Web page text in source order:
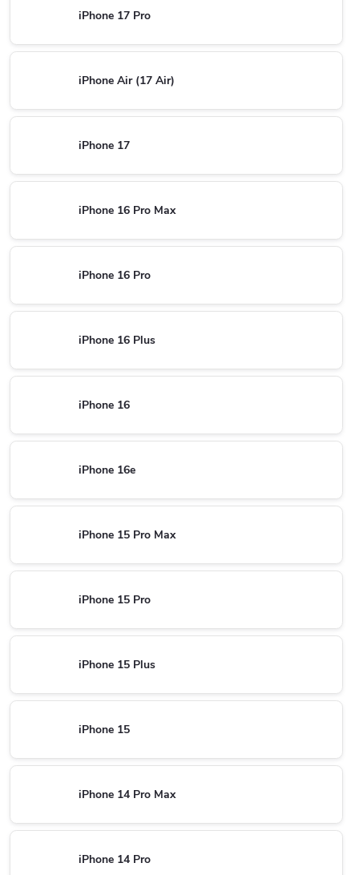
iPhone 17 Pro
iPhone Air (17 Air)
iPhone 17
iPhone 16 Pro Max
iPhone 16 Pro
iPhone 16 Plus
iPhone 16
iPhone 16e
iPhone 15 Pro Max
iPhone 15 Pro
iPhone 15 Plus
iPhone 15
iPhone 14 Pro Max
iPhone 14 Pro